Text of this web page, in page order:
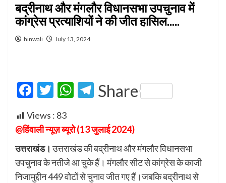
बद्रीनाथ और मंगलौर विधानसभा उपचुनाव में
कांग्रेस प्रत्याशियों ने की जीत हासिल…..
hinwali July 13, 2024
Facebook
Twitter
WhatsApp
Telegram
Share
Views : 83
@हिंवाली न्यूज़ ब्यूरो (13 जुलाई 2024)
उत्तराखंड।उत्तराखंड की बद्रीनाथ और मंगलौर विधानसभा
उपचुनाव के नतीजे आ चुके हैं। मंगलौर सीट से कांग्रेस के काजी
निजामुद्दीन 449 वोटों से चुनाव जीत गए हैं।जबकि बद्रीनाथ से